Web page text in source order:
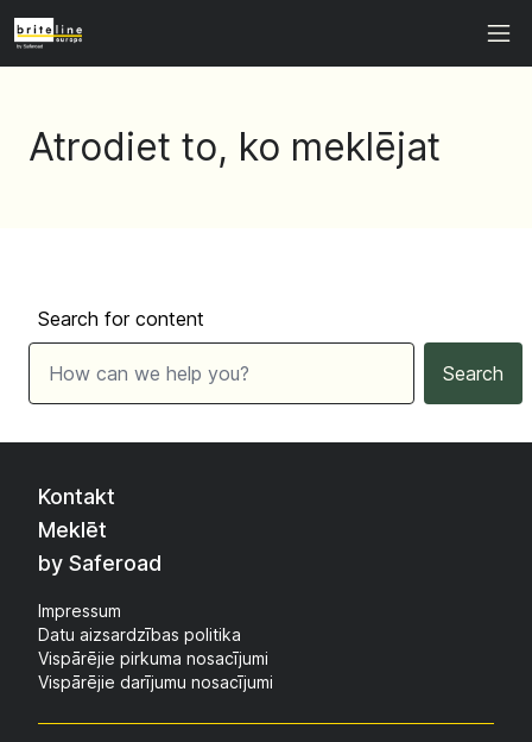
Atrodiet to, ko meklējat
Search for content
Search
Kontakt
Meklēt
by Saferoad
Impressum
Datu aizsardzības politika
Vispārējie pirkuma nosacījumi
Vispārējie darījumu nosacījumi